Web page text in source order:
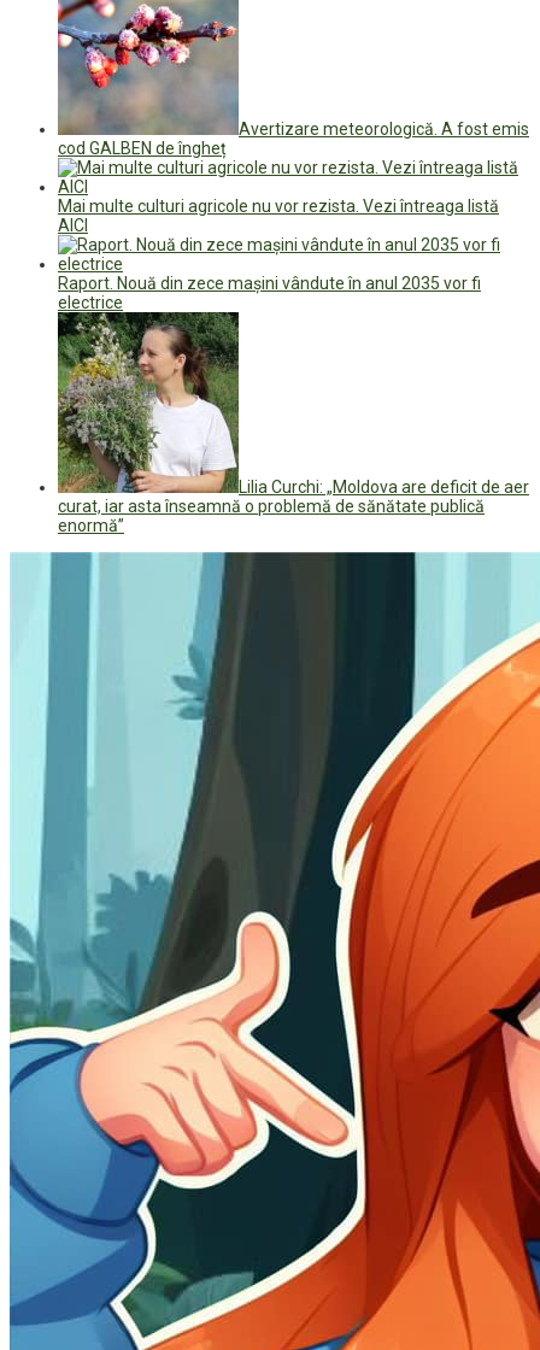
Avertizare meteorologică. A fost emis
cod GALBEN de îngheț
Mai multe culturi agricole nu vor rezista. Vezi întreaga listă
AICI
Raport. Nouă din zece mașini vândute în anul 2035 vor fi
electrice
Lilia Curchi: „Moldova are deficit de aer
curat, iar asta înseamnă o problemă de sănătate publică
enormă”